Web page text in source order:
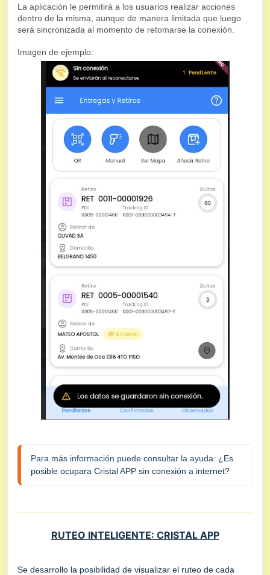
La aplicación le permitirá a los usuarios realizar acciones
dentro de la misma, aunque de manera limitada que luego
será sincronizada al momento de retomarse la conexión.
Imagen de ejemplo:
Para más información puede consultar la ayuda: ¿Es
posible ocupara Cristal APP sin conexión a internet?
RUTEO INTELIGENTE: CRISTAL APP
Se desarrollo la posibilidad de visualizar el ruteo de cada